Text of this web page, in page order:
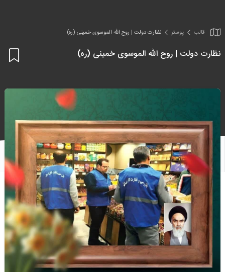
قالب پوستر نظارت دولت | روح الله الموسوی خمینی (ره)
نظارت دولت | روح الله الموسوی خمینی (ره)